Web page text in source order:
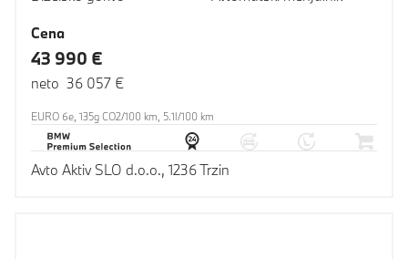
Cena
43 990 €
neto 36 057 €
EURO 6e, 135g CO2/100 km, 5.1l/100 km
Avto Aktiv SLO d.o.o., 1236 Trzin